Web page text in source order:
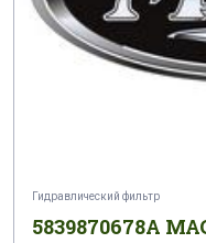
Гидравлический фильтр
5839870678A